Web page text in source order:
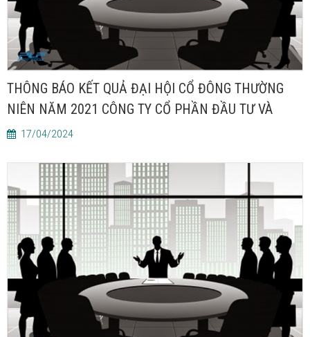
THÔNG BÁO KẾT QUẢ ĐẠI HỘI CỔ ĐÔNG THƯỜNG
NIÊN NĂM 2021 CÔNG TY CỔ PHẦN ĐẦU TƯ VÀ
PHÁT TRIỂN NGÂN LỰC
17/04/2024